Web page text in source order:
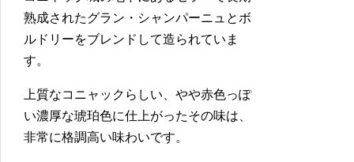
熟成されたグラン・シャンパーニュとボ
ルドリーをブレンドして造られていま
す。
上質なコニャックらしい、やや赤色っぽ
い濃厚な琥珀色に仕上がったその味は、
非常に格調高い味わいです。